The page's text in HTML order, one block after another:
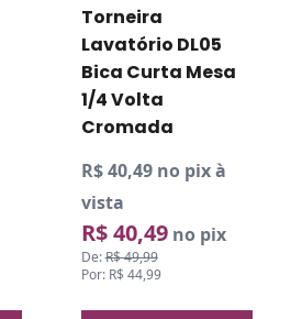
Torneira
Lavatório DL05
Bica Curta Mesa
1/4 Volta
Cromada
R$ 40,49 no pix à
vista
R$ 40,49no pix
De:R$ 49,99
Por: R$ 44,99